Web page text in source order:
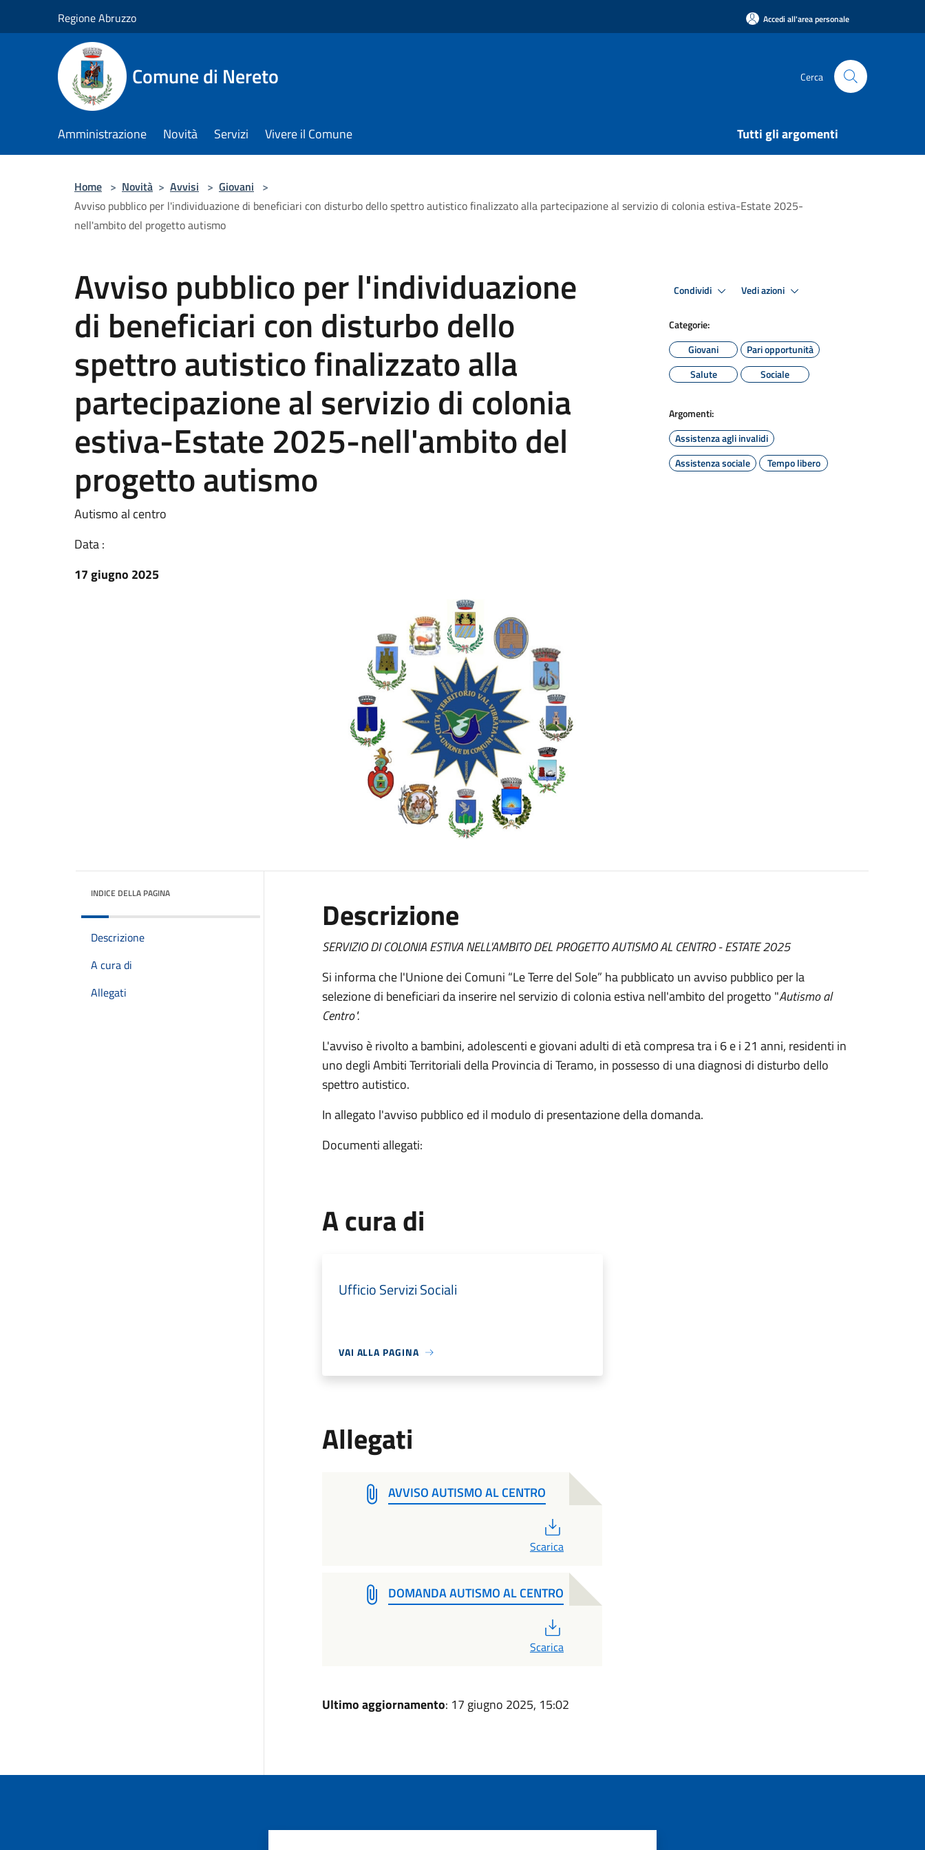
Regione Abruzzo Accedi all'area personale
Comune di Nereto Cerca
Amministrazione Novità Servizi Vivere il Comune Tutti gli argomenti
Home > Novità > Avvisi > Giovani >
Avviso pubblico per l'individuazione di beneficiari con disturbo dello spettro autistico finalizzato alla partecipazione al servizio di colonia estiva-Estate 2025-
nell'ambito del progetto autismo
Avviso pubblico per l'individuazione
di beneficiari con disturbo dello
spettro autistico finalizzato alla
partecipazione al servizio di colonia
estiva-Estate 2025-nell'ambito del
progetto autismo
Autismo al centro
Data :
17 giugno 2025
Condividi Vedi azioni
Categorie:
Giovani
Pari opportunità
Salute
Sociale
Argomenti:
Assistenza agli invalidi
Assistenza sociale
Tempo libero
INDICE DELLA PAGINA
Descrizione
A cura di
Allegati
Descrizione
SERVIZIO DI COLONIA ESTIVA NELL'AMBITO DEL PROGETTO AUTISMO AL CENTRO - ESTATE 2025
Si informa che l'Unione dei Comuni “Le Terre del Sole” ha pubblicato un avviso pubblico per la
selezione di beneficiari da inserire nel servizio di colonia estiva nell'ambito del progetto "Autismo al
Centro".
L'avviso è rivolto a bambini, adolescenti e giovani adulti di età compresa tra i 6 e i 21 anni, residenti in
uno degli Ambiti Territoriali della Provincia di Teramo, in possesso di una diagnosi di disturbo dello
spettro autistico.
In allegato l'avviso pubblico ed il modulo di presentazione della domanda.
Documenti allegati:
A cura di
Ufficio Servizi Sociali
VAI ALLA PAGINA
Allegati
AVVISO AUTISMO AL CENTRO
Scarica
DOMANDA AUTISMO AL CENTRO
Scarica
Ultimo aggiornamento: 17 giugno 2025, 15:02